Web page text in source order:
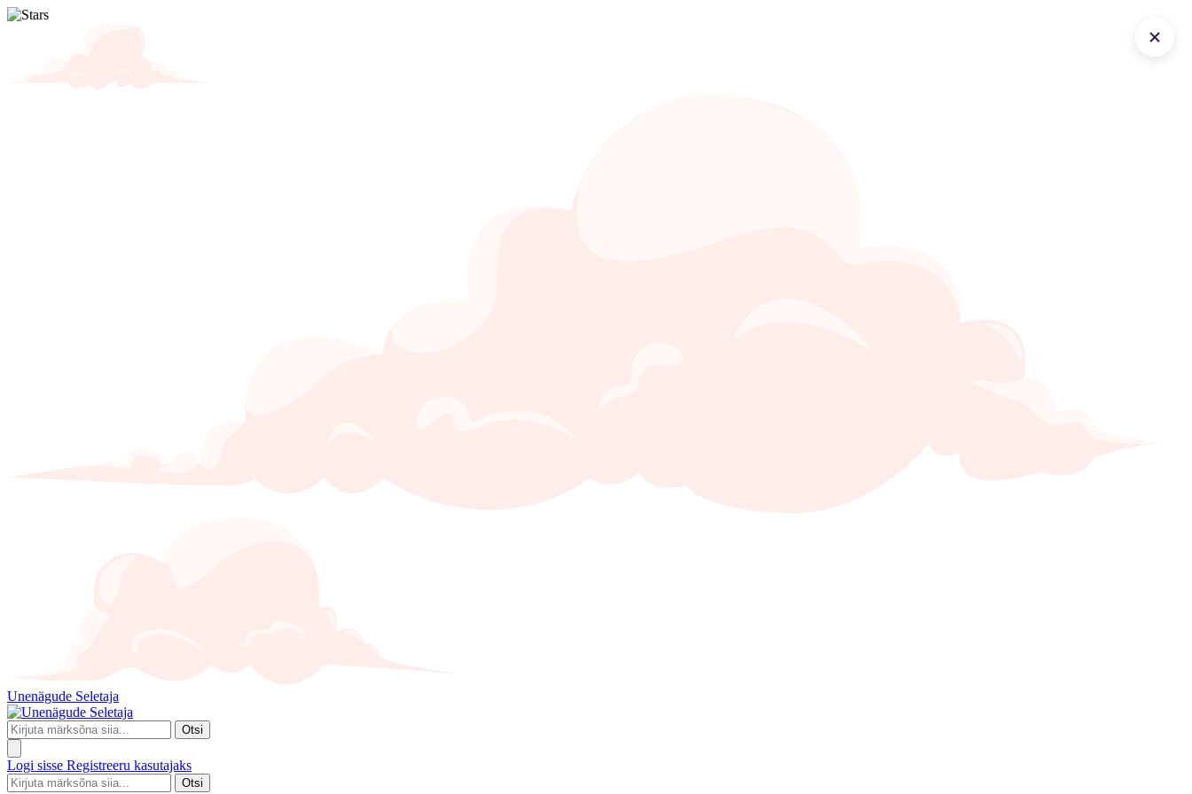
Unenägude Seletaja
Otsi
Logi sisse Registreeru kasutajaks
Otsi